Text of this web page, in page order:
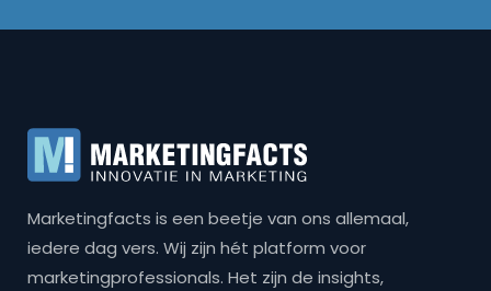
Marketingfacts is een beetje van ons allemaal,
iedere dag vers. Wij zijn hét platform voor
marketingprofessionals. Het zijn de insights,